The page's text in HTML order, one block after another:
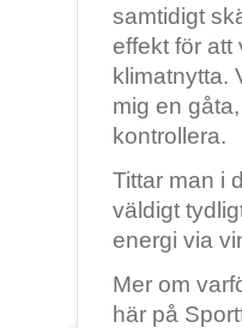
samtidigt
effekt för
klimatnytta.
mig en
kontrollera.
Tittar man i
väldigt
energi via
Mer om
här på